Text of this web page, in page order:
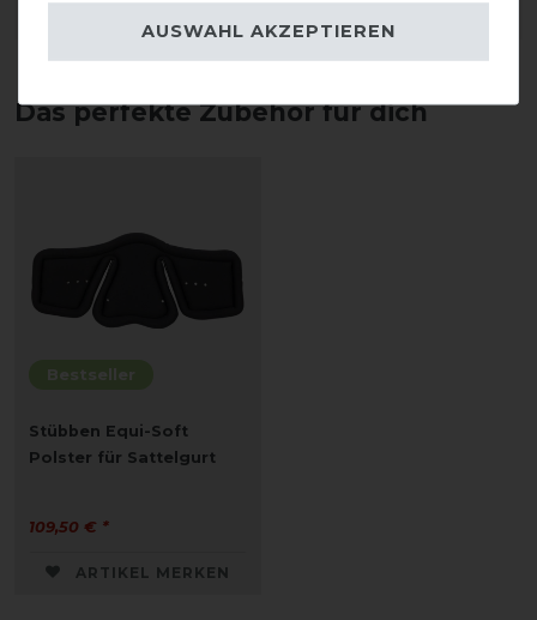
Das perfekte Zubehör für dich
Bestseller
Stübben Equi-Soft
Polster für Sattelgurt
109,50 € *
ARTIKEL MERKEN
AUSWAHL AKZEPTIEREN